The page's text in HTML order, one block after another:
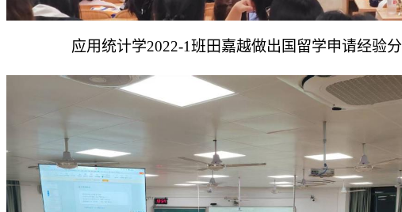
应用统计学2022-1班田嘉越做出国留学申请经验